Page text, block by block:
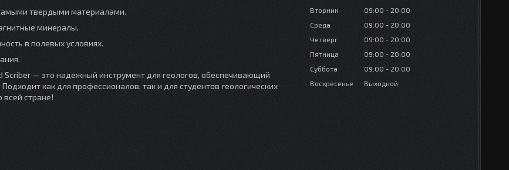
твердыми материалами.
минералы.
в полевых условиях.
Scriber — это надежный инструмент для геологов, обеспечивающий
как для профессионалов, так и для студентов геологических
всей стране!
Вторник
09:00
20:00
Среда
09:00
20:00
Четверг
09:00
20:00
Пятница
09:00
20:00
Суббота
09:00
20:00
Воскресенье
Выходной